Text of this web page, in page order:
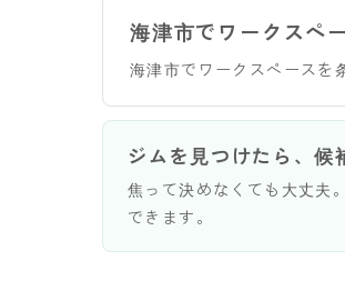
海津市でワークスペ
海津市でワークスペースを
ジムを見つけたら、候
焦って決めなくても大丈夫
できます。